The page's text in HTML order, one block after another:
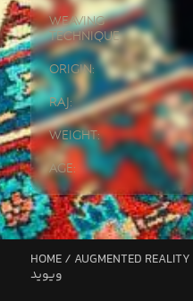
Weaving
Technique:
Origin:
Raj:
Weight:
Age:
HOME/ AUGMENTED REALITY
ویوید